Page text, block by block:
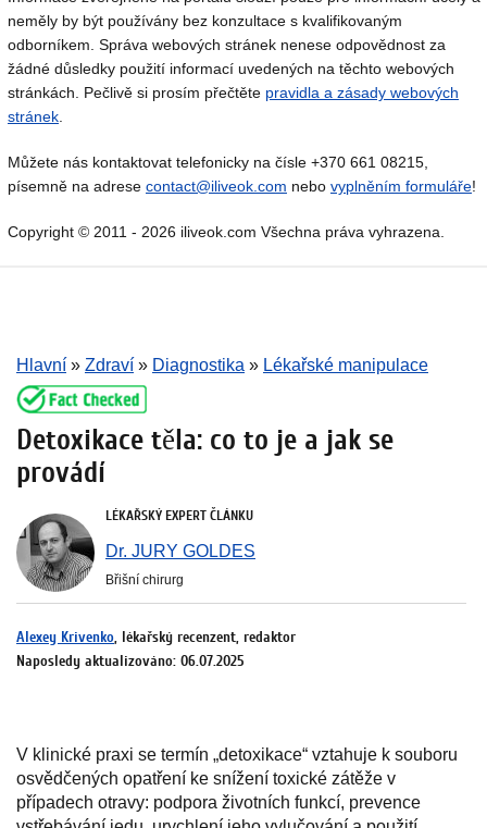
neměly by být používány bez konzultace s kvalifikovaným
odborníkem. Správa webových stránek nenese odpovědnost za
žádné důsledky použití informací uvedených na těchto webových
stránkách. Pečlivě si prosím přečtěte pravidla a zásady webových
stránek
Můžete nás kontaktovat telefonicky na čísle +370 661 08215,
písemně na adrese contact@iliveok.com nebo vyplněním formuláře!
Copyright © 2011 - 2026 iliveok.com Všechna práva vyhrazena.
Hlavní » Zdraví » Diagnostika » Lékařské manipulace
Detoxikace těla: co to je a jak se
provádí
LÉKAŘSKÝ EXPERT ČLÁNKU
Dr. JURY GOLDES
Břišní chirurg
Alexey Krivenko, lékařský recenzent, redaktor
Naposledy aktualizováno: 06.07.2025
V klinické praxi se termín „detoxikace“ vztahuje k souboru
osvědčených opatření ke snížení toxické zátěže v
případech otravy: podpora životních funkcí, prevence